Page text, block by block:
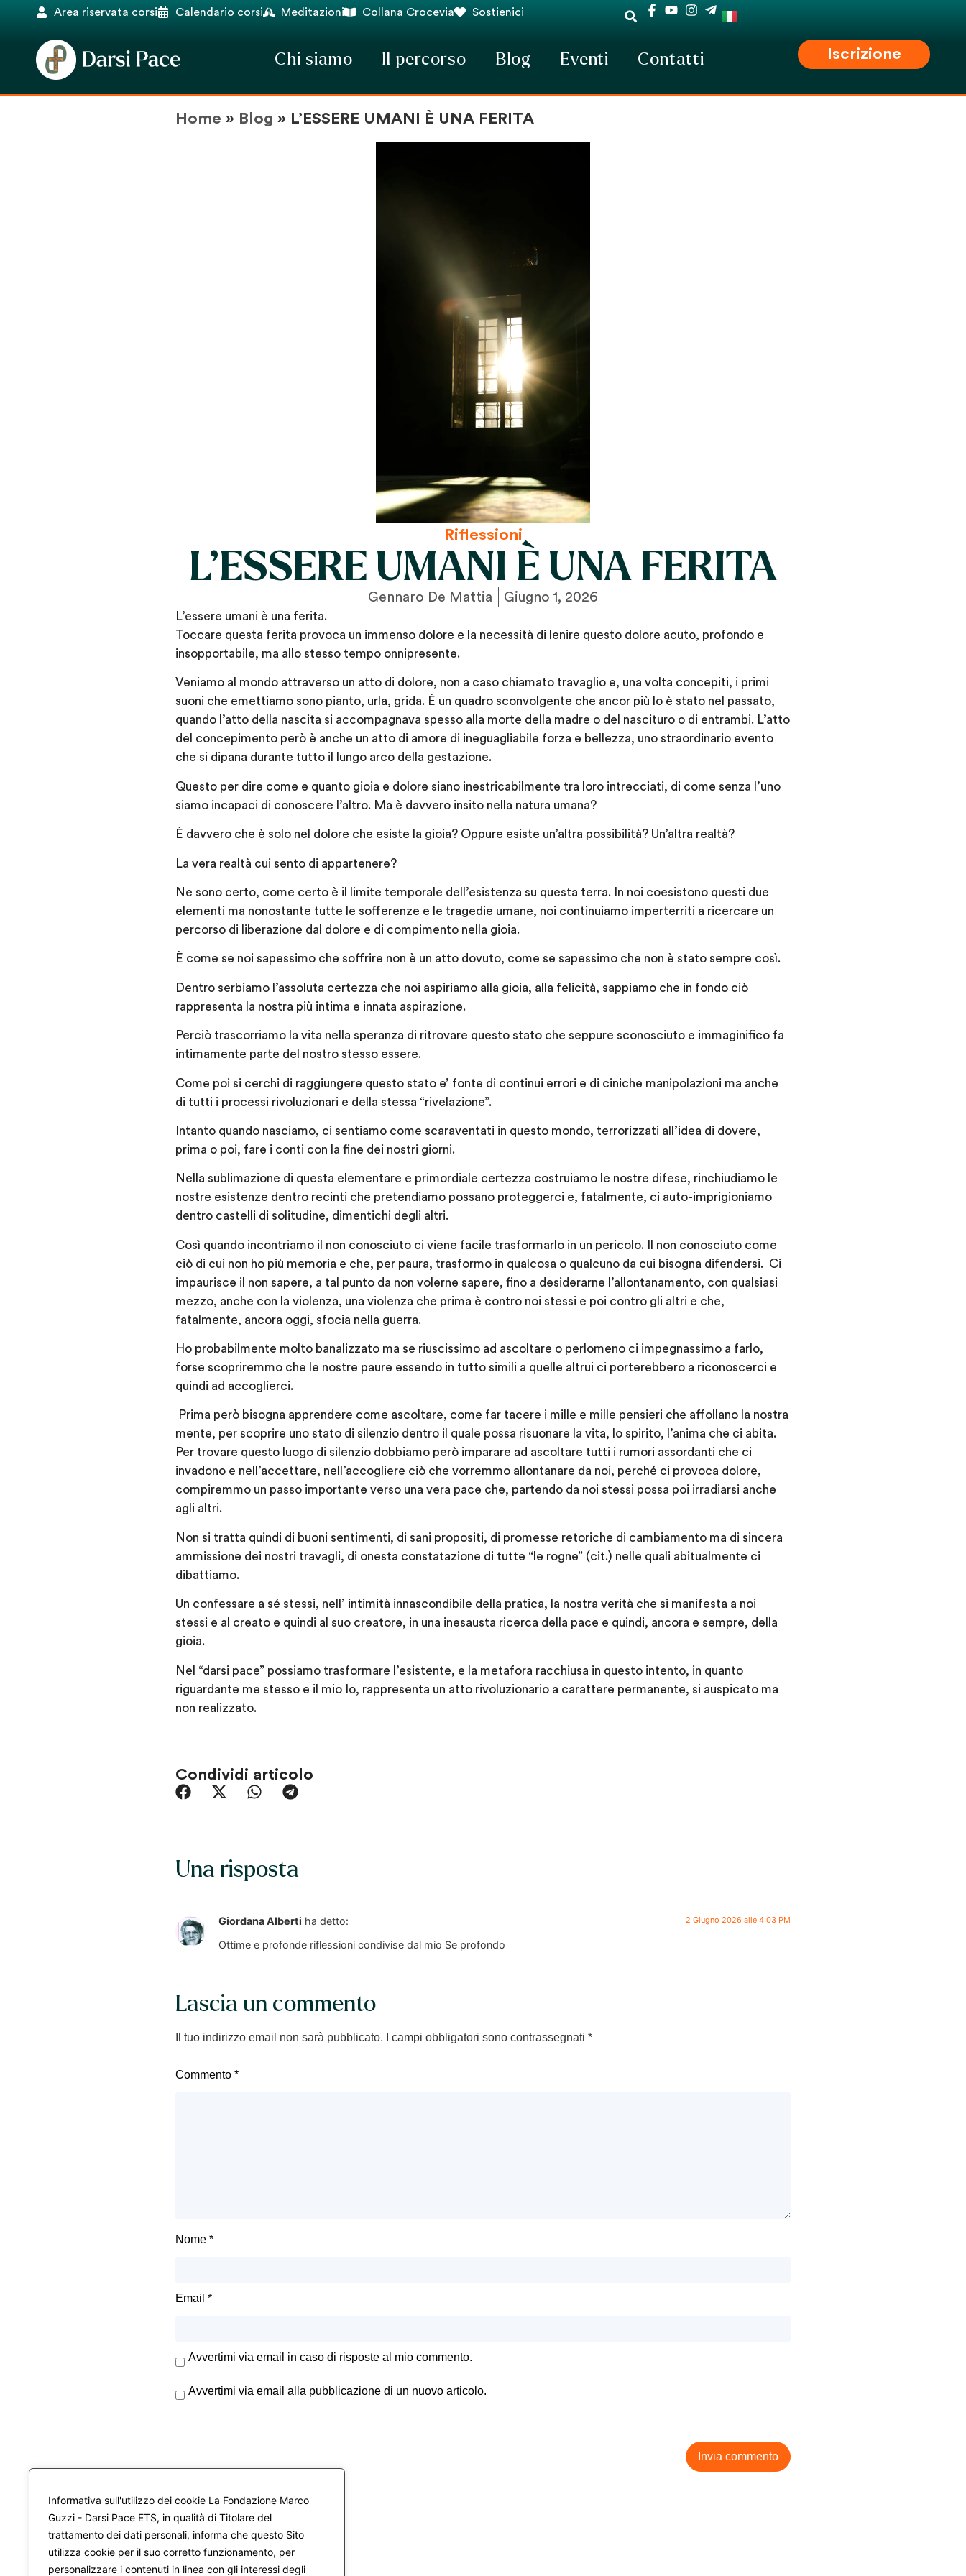
Informativa sull'utilizzo dei cookie La Fondazione Marco
Guzzi - Darsi Pace ETS, in qualità di Titolare del
trattamento dei dati personali, informa che questo Sito
utilizza cookie per il suo corretto funzionamento, per
personalizzare i contenuti in linea con gli interessi degli
Area riservata corsi Calendario corsi Meditazioni Collana Crocevia Sostienici
Chi siamo Il percorso Blog Eventi Contatti Iscrizione
Home » Blog » L’ESSERE UMANI È UNA FERITA
Riflessioni
L’ESSERE UMANI È UNA FERITA
Gennaro De Mattia Giugno 1, 2026
L’essere umani è una ferita.
Toccare questa ferita provoca un immenso dolore e la necessità di lenire questo dolore acuto, profondo e
insopportabile, ma allo stesso tempo onnipresente.
Veniamo al mondo attraverso un atto di dolore, non a caso chiamato travaglio e, una volta concepiti, i primi
suoni che emettiamo sono pianto, urla, grida. È un quadro sconvolgente che ancor più lo è stato nel passato,
quando l’atto della nascita si accompagnava spesso alla morte della madre o del nascituro o di entrambi. L’atto
del concepimento però è anche un atto di amore di ineguagliabile forza e bellezza, uno straordinario evento
che si dipana durante tutto il lungo arco della gestazione.
Questo per dire come e quanto gioia e dolore siano inestricabilmente tra loro intrecciati, di come senza l’uno
siamo incapaci di conoscere l’altro. Ma è davvero insito nella natura umana?
È davvero che è solo nel dolore che esiste la gioia? Oppure esiste un’altra possibilità? Un’altra realtà?
La vera realtà cui sento di appartenere?
Ne sono certo, come certo è il limite temporale dell’esistenza su questa terra. In noi coesistono questi due
elementi ma nonostante tutte le sofferenze e le tragedie umane, noi continuiamo imperterriti a ricercare un
percorso di liberazione dal dolore e di compimento nella gioia.
È come se noi sapessimo che soffrire non è un atto dovuto, come se sapessimo che non è stato sempre così.
Dentro serbiamo l’assoluta certezza che noi aspiriamo alla gioia, alla felicità, sappiamo che in fondo ciò
rappresenta la nostra più intima e innata aspirazione.
Perciò trascorriamo la vita nella speranza di ritrovare questo stato che seppure sconosciuto e immaginifico fa
intimamente parte del nostro stesso essere.
Come poi si cerchi di raggiungere questo stato e’ fonte di continui errori e di ciniche manipolazioni ma anche
di tutti i processi rivoluzionari e della stessa “rivelazione”.
Intanto quando nasciamo, ci sentiamo come scaraventati in questo mondo, terrorizzati all’idea di dovere,
prima o poi, fare i conti con la fine dei nostri giorni.
Nella sublimazione di questa elementare e primordiale certezza costruiamo le nostre difese, rinchiudiamo le
nostre esistenze dentro recinti che pretendiamo possano proteggerci e, fatalmente, ci auto-imprigioniamo
dentro castelli di solitudine, dimentichi degli altri.
Così quando incontriamo il non conosciuto ci viene facile trasformarlo in un pericolo. Il non conosciuto come
ciò di cui non ho più memoria e che, per paura, trasformo in qualcosa o qualcuno da cui bisogna difendersi. Ci
impaurisce il non sapere, a tal punto da non volerne sapere, fino a desiderarne l’allontanamento, con qualsiasi
mezzo, anche con la violenza, una violenza che prima è contro noi stessi e poi contro gli altri e che,
fatalmente, ancora oggi, sfocia nella guerra.
Ho probabilmente molto banalizzato ma se riuscissimo ad ascoltare o perlomeno ci impegnassimo a farlo,
forse scopriremmo che le nostre paure essendo in tutto simili a quelle altrui ci porterebbero a riconoscerci e
quindi ad accoglierci.
Prima però bisogna apprendere come ascoltare, come far tacere i mille e mille pensieri che affollano la nostra
mente, per scoprire uno stato di silenzio dentro il quale possa risuonare la vita, lo spirito, l’anima che ci abita.
Per trovare questo luogo di silenzio dobbiamo però imparare ad ascoltare tutti i rumori assordanti che ci
invadono e nell’accettare, nell’accogliere ciò che vorremmo allontanare da noi, perché ci provoca dolore,
compiremmo un passo importante verso una vera pace che, partendo da noi stessi possa poi irradiarsi anche
agli altri.
Non si tratta quindi di buoni sentimenti, di sani propositi, di promesse retoriche di cambiamento ma di sincera
ammissione dei nostri travagli, di onesta constatazione di tutte “le rogne” (cit.) nelle quali abitualmente ci
dibattiamo.
Un confessare a sé stessi, nell’ intimità innascondibile della pratica, la nostra verità che si manifesta a noi
stessi e al creato e quindi al suo creatore, in una inesausta ricerca della pace e quindi, ancora e sempre, della
gioia.
Nel “darsi pace” possiamo trasformare l’esistente, e la metafora racchiusa in questo intento, in quanto
riguardante me stesso e il mio Io, rappresenta un atto rivoluzionario a carattere permanente, si auspicato ma
non realizzato.
Condividi articolo
Una risposta
Giordana Alberti ha detto: 2 Giugno 2026 alle 4:03 PM
Ottime e profonde riflessioni condivise dal mio Se profondo
Lascia un commento
Il tuo indirizzo email non sarà pubblicato. I campi obbligatori sono contrassegnati *
Commento *
Nome *
Email *
Avvertimi via email in caso di risposte al mio commento.
Avvertimi via email alla pubblicazione di un nuovo articolo.